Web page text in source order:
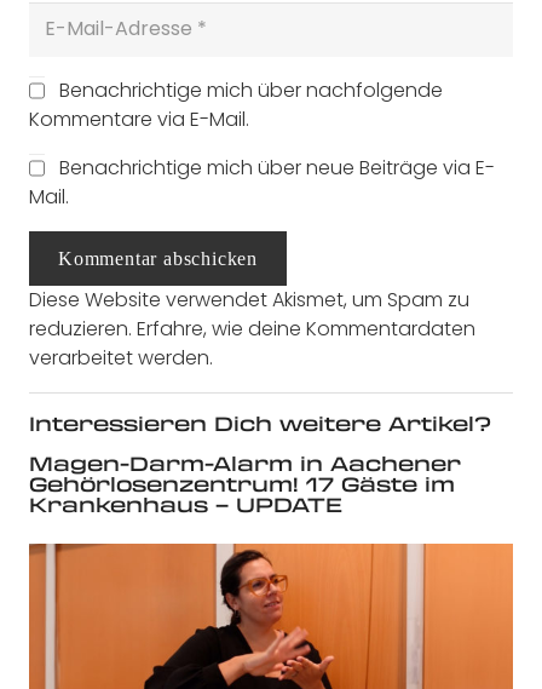
Benachrichtige mich über nachfolgende
Kommentare via E-Mail.
Benachrichtige mich über neue Beiträge via E-
Mail.
Kommentar abschicken
Diese Website verwendet Akismet, um Spam zu
reduzieren. Erfahre, wie deine Kommentardaten
verarbeitet werden.
Interessieren Dich weitere Artikel?
Magen-Darm-Alarm in Aachener
Gehörlosenzentrum! 17 Gäste im
Krankenhaus – UPDATE